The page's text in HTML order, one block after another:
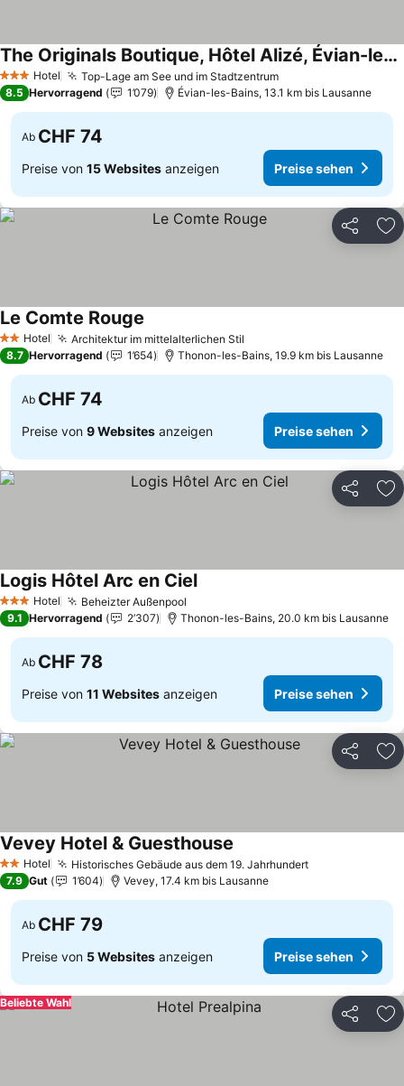
3 SterneHotel Top-Lage am See und im StadtzentrumPreise sehen
The Originals Boutique, Hôtel Alizé, Évian-les-Bains
Preise sehen
8.5 Hervorragend 1’079 Évian-les-Bains, 13.1 km bis Lausanne
Ab CHF 74
Preise von 15 Websites anzeigen Preise sehen
Teilen
2 Sterne
Hotel Architektur im mittelalterlichen Stil
Le Comte Rouge
8.7 Hervorragend 1’654 Thonon-les-Bains, 19.9 km bis Lausanne
Ab CHF 74
Preise von 9 Websites anzeigen Preise sehen
Teilen
3 SterneHotel Beheizter Außenpool
Logis Hôtel Arc en CielPreise sehen
9.1 Hervorragend 2’307 Thonon-les-Bains, 20.0 km bis Lausanne
Ab CHF 78
Preise von 11 Websites anzeigen Preise sehen
Teilen
2 Sterne
Hotel Historisches Gebäude aus dem 19. JahrhundertPreise sehen
Vevey Hotel & Guesthouse
7.9 Gut 1’604 Vevey, 17.4 km bis Lausanne
Ab CHF 79
Preise von 5 Websites anzeigen Preise sehen
Teilen
Beliebte Wahl